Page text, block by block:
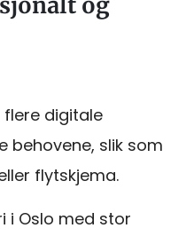
flere digitale
behovene, slik som
flytskjema.
i Oslo med stor